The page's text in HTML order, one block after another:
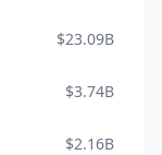
$23.09B
$3.74B
$2.16B